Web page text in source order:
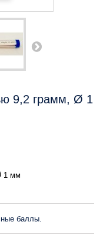
9,2 грамм, Ø 1
1 мм
баллы.